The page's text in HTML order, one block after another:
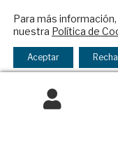
© 2026 -
Exterior. Todos
Legal
Buscar
Financiado por
Para más
nuestra Política de
Aceptar
Checkbox
acepto
la
política
de
política de